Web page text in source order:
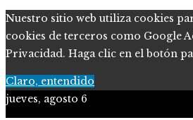
Nuestro sitio web utiliza cookies
cookies de terceros como Google
Privacidad. Haga clic en el botón
Claro, entendido
jueves, agosto 6